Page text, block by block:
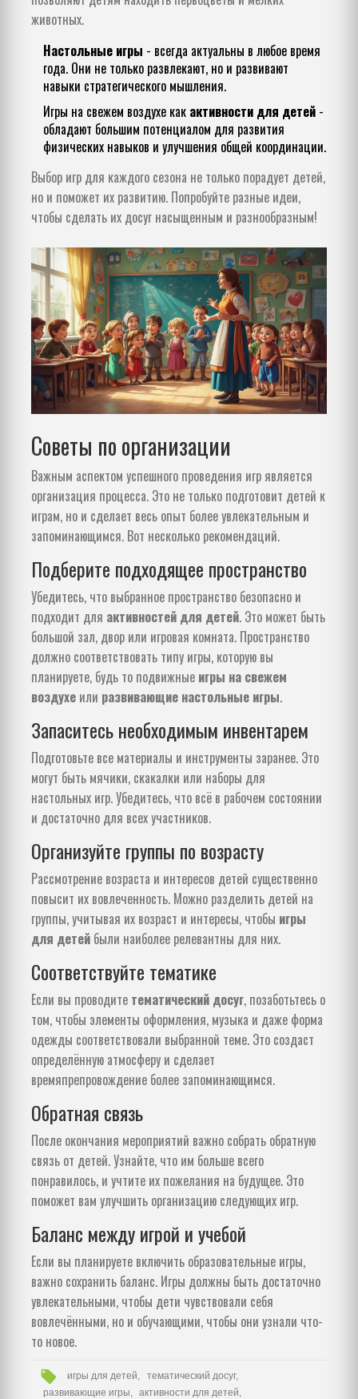
животных.
Настольные игры - всегда актуальны в любое время
года. Они не только развлекают, но и развивают
навыки стратегического мышления.
Игры на свежем воздухе как активности для детей -
обладают большим потенциалом для развития
физических навыков и улучшения общей координации.
Выбор игр для каждого сезона не только порадует детей,
но и поможет их развитию. Попробуйте разные идеи,
чтобы сделать их досуг насыщенным и разнообразным!
Советы по организации
Важным аспектом успешного проведения игр является
организация процесса. Это не только подготовит детей к
играм, но и сделает весь опыт более увлекательным и
запоминающимся. Вот несколько рекомендаций.
Подберите подходящее пространство
Убедитесь, что выбранное пространство безопасно и
подходит для активностей для детей. Это может быть
большой зал, двор или игровая комната. Пространство
должно соответствовать типу игры, которую вы
планируете, будь то подвижные игры на свежем
воздухе или развивающие настольные игры.
Запаситесь необходимым инвентарем
Подготовьте все материалы и инструменты заранее. Это
могут быть мячики, скакалки или наборы для
настольных игр. Убедитесь, что всё в рабочем состоянии
и достаточно для всех участников.
Организуйте группы по возрасту
Рассмотрение возраста и интересов детей существенно
повысит их вовлеченность. Можно разделить детей на
группы, учитывая их возраст и интересы, чтобы игры
для детей были наиболее релевантны для них.
Соответствуйте тематике
Если вы проводите тематический досуг, позаботьтесь о
том, чтобы элементы оформления, музыка и даже форма
одежды соответствовали выбранной теме. Это создаст
определённую атмосферу и сделает
времяпрепровождение более запоминающимся.
Обратная связь
После окончания мероприятий важно собрать обратную
связь от детей. Узнайте, что им больше всего
понравилось, и учтите их пожелания на будущее. Это
поможет вам улучшить организацию следующих игр.
Баланс между игрой и учебой
Если вы планируете включить образовательные игры,
важно сохранить баланс. Игры должны быть достаточно
увлекательными, чтобы дети чувствовали себя
вовлечёнными, но и обучающими, чтобы они узнали что-
то новое.
игры для детей,
тематический досуг,
развивающие игры,
активности для детей,